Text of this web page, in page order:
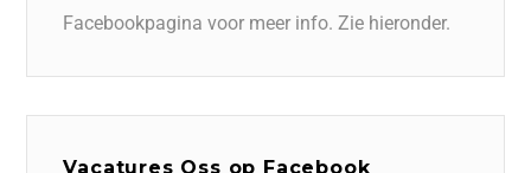
Facebookpagina voor meer info. Zie hieronder.
Vacatures Oss op Facebook